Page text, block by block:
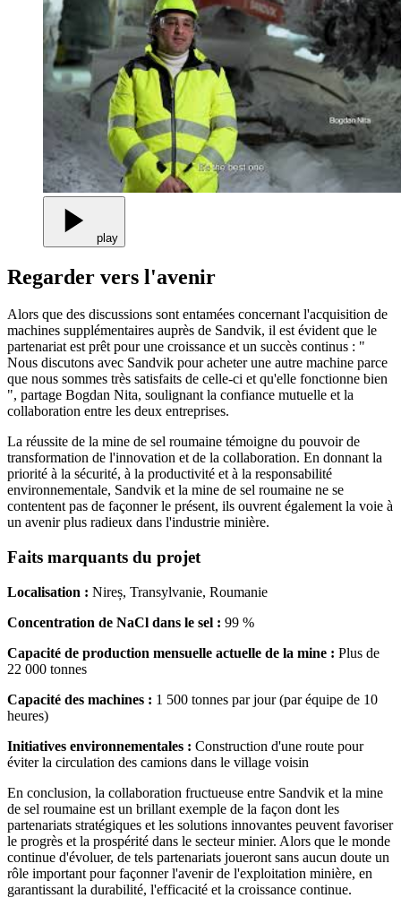
play
Regarder vers l'avenir
Alors que des discussions sont entamées concernant l'acquisition de
machines supplémentaires auprès de Sandvik, il est évident que le
partenariat est prêt pour une croissance et un succès continus : "
Nous discutons avec Sandvik pour acheter une autre machine parce
que nous sommes très satisfaits de celle-ci et qu'elle fonctionne bien
", partage Bogdan Nita, soulignant la confiance mutuelle et la
collaboration entre les deux entreprises.
La réussite de la mine de sel roumaine témoigne du pouvoir de
transformation de l'innovation et de la collaboration. En donnant la
priorité à la sécurité, à la productivité et à la responsabilité
environnementale, Sandvik et la mine de sel roumaine ne se
contentent pas de façonner le présent, ils ouvrent également la voie à
un avenir plus radieux dans l'industrie minière.
Faits marquants du projet
Localisation : Nireș, Transylvanie, Roumanie
Concentration de NaCl dans le sel : 99 %
Capacité de production mensuelle actuelle de la mine : Plus de
22 000 tonnes
Capacité des machines : 1 500 tonnes par jour (par équipe de 10
heures)
Initiatives environnementales : Construction d'une route pour
éviter la circulation des camions dans le village voisin
En conclusion, la collaboration fructueuse entre Sandvik et la mine
de sel roumaine est un brillant exemple de la façon dont les
partenariats stratégiques et les solutions innovantes peuvent favoriser
le progrès et la prospérité dans le secteur minier. Alors que le monde
continue d'évoluer, de tels partenariats joueront sans aucun doute un
rôle important pour façonner l'avenir de l'exploitation minière, en
garantissant la durabilité, l'efficacité et la croissance continue.